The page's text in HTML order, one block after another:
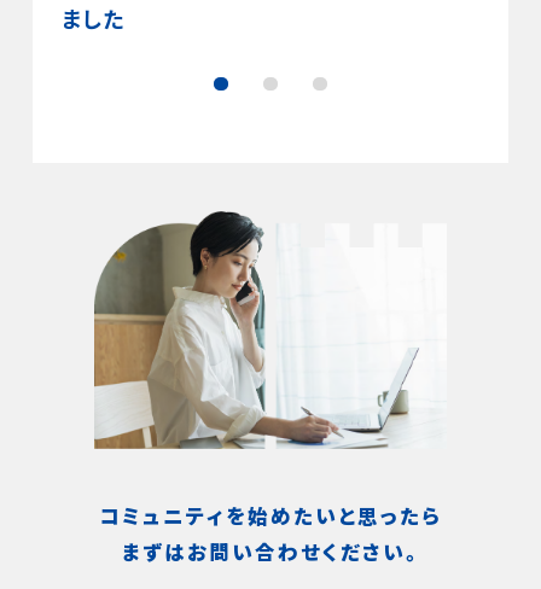
ました
コミュニティを始めたいと思ったら
まずはお問い合わせください。